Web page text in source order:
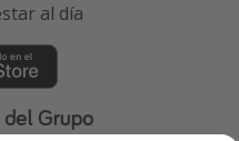
al día
Grupo